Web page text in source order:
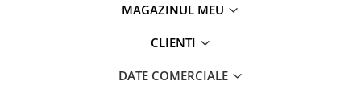
MAGAZINUL MEU
CLIENTI
DATE COMERCIALE